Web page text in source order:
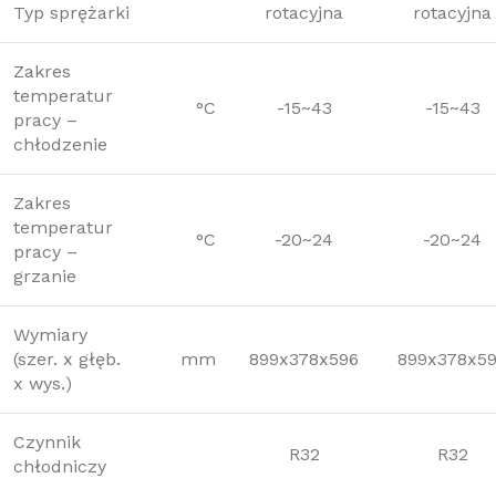
Typ sprężarki rotacyjna rotacyjna
Zakres
temperatur
pracy –
chłodzenie
°C -15~43 -15~43
Zakres
temperatur
pracy –
grzanie
°C -20~24 -20~24
Wymiary
(szer. x głęb.
x wys.)
mm 899x378x596
Czynnik
chłodniczy
R32 R32